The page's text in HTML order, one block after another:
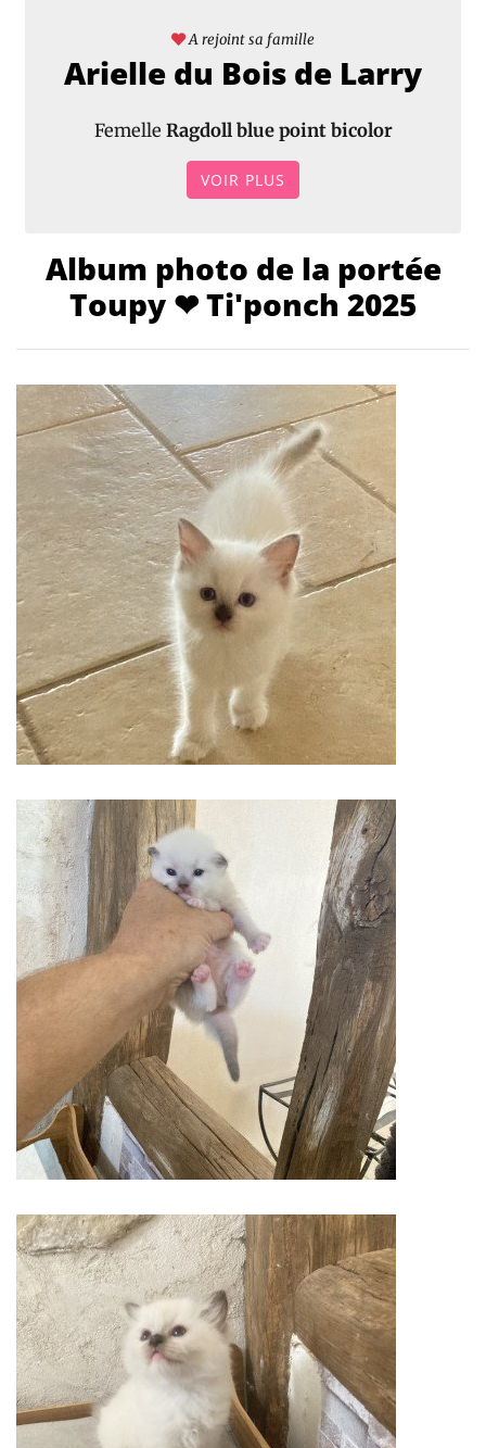
A rejoint sa famille
Arielle du Bois de Larry
Femelle Ragdoll blue point bicolor
VOIR PLUS
Album photo de la portée
Toupy ❤ Ti'ponch 2025